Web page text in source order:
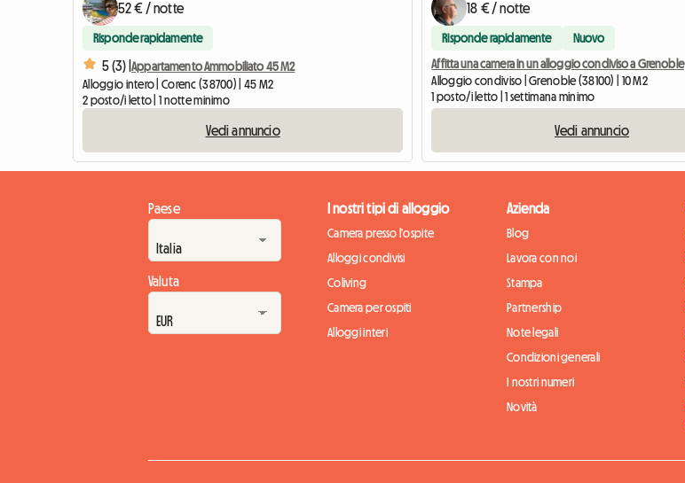
52 € / notte
Risponde rapidamente
5 (3) |Appartamento Ammobiliato 45 M2
Alloggio intero | Corenc (38700) | 45 M2
2 posto/i letto | 1 notte minimo
Vedi annuncio
18 € / notte
Risponde rapidamente Nuovo
Affitta una camera in un alloggio condiviso a Grenoble
Alloggio condiviso | Grenoble (38100) | 10 M2
1 posto/i letto | 1 settimana minimo
Vedi annuncio
Paese
Valuta
I nostri tipi di alloggio
Camera presso l'ospite
Alloggi condivisi
Coliving
Camera per ospiti
Alloggi interi
Azienda
Blog
Lavora con noi
Stampa
Partnership
Note legali
Condizioni generali
I nostri numeri
Novità